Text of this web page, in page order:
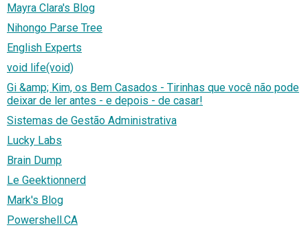
Mayra Clara's Blog
Nihongo Parse Tree
English Experts
void life(void)
Gi &amp; Kim, os Bem Casados - Tirinhas que você não pode
deixar de ler antes - e depois - de casar!
Sistemas de Gestão Administrativa
Lucky Labs
Brain Dump
Le Geektionnerd
Mark's Blog
Powershell.CA